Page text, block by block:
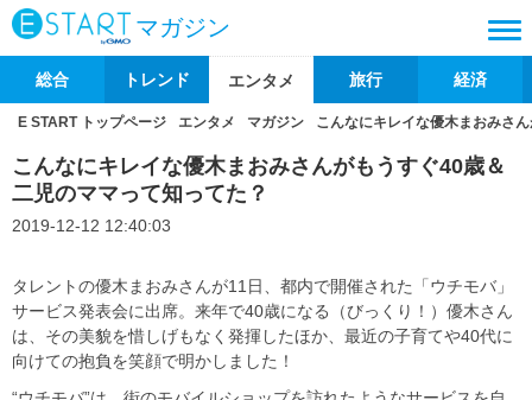
マガジン
総合 トレンド エンタメ 旅行 経済
E START トップページ エンタメ マガジン こんなにキレイな優木まおみさ
こんなにキレイな優木まおみさんがもうすぐ40歳＆
二児のママって知ってた？
2019-12-12 12:40:03
タレントの優木まおみさんが11日、都内で開催された「ウチモバ」
サービス発表会に出席。来年で40歳になる（びっくり！）優木さん
は、その美貌を惜しげもなく発揮したほか、最近の子育てや40代に
向けての抱負を笑顔で明かしました！